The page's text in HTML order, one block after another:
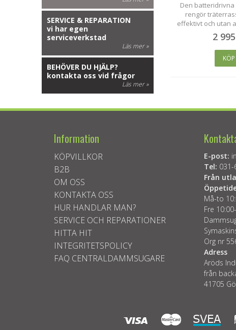
SERVICE & REPARATION
vi har egen
serviceverkstad
Läs mer »
BEHÖVER DU HJÄLP?
kontakta oss vid frågor
Läs mer »
Den
rengör
effektivt och utan
rester, tack vare
rullborstar och
2 995
KÖP
Information
KÖPVILLKOR
B2B
OM OSS
KONTAKTA OSS
HUR HANDLAR MAN?
SERVICE OCH REPARATIONER
HITTA HIT
INTEGRITETSPOLICY
FAQ CENTRALDAMMSUGARE
E-post:
Tel: 031-
Från
Må-to
Fre
Org nr
Adress
Aröds
från
41705